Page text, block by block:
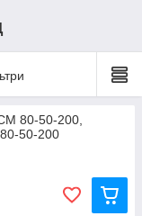
80-50-200,
50-200